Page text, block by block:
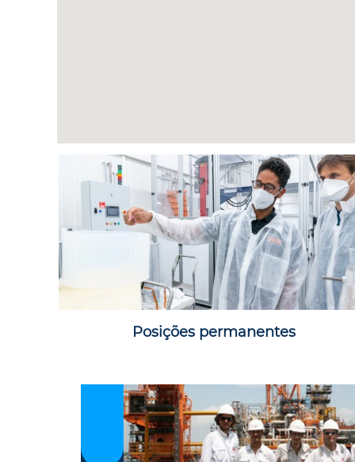
Posições permanentes